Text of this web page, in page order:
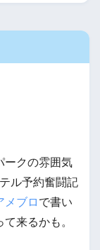
ークの雰囲気
ル予約奮闘記
メブロ で書い
来るかも。